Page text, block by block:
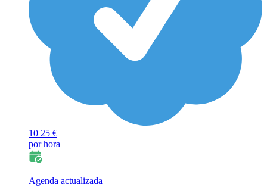
10 25 €
por hora
Agenda actualizada